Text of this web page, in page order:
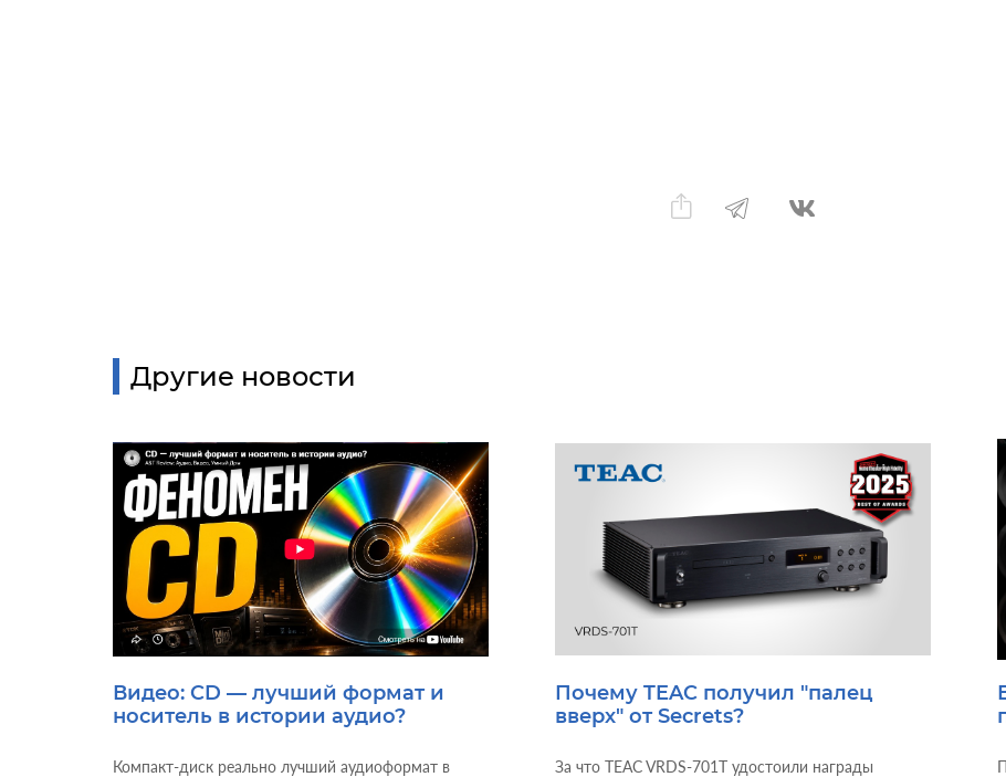
Другие новости
Видео: CD — лучший формат и
носитель в истории аудио?
Компакт-диск реально лучший аудиоформат в
Почему TEAC получил "палец
вверх" от Secrets?
За что TEAC VRDS-701T удостоили награды